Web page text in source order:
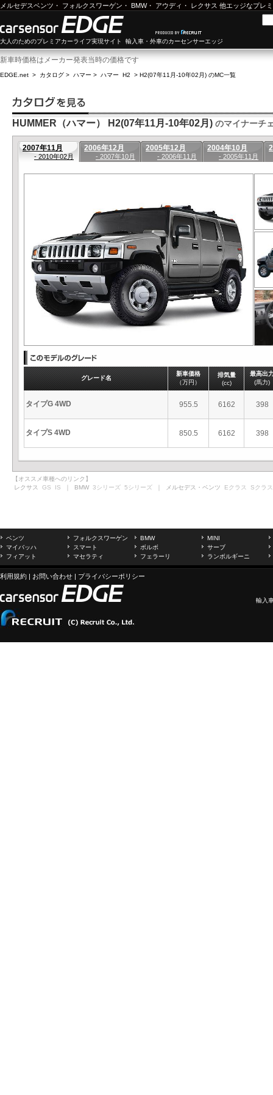
メルセデスベンツ ・ フォルクスワーゲン ・ BMW・ アウディ ・ レクサス 他エッジなプレ
大人のためのプレミアカーライフ実現サイト 輸入車・外車のカーセンサーエッジ
新車時価格はメーカー発表当時の価格です
EDGE.net > カタログ > ハマー > ハマー H2 > H2(07年11月-10年02月) のMC一覧
HUMMER（ハマー） H2(07年11月-10年02月) のマイナーチ
2007年11月
- 2010年02月
2006年12月
- 2007年10月
2005年12月
- 2006年11月
2004年10月
- 2005年11月
グレード名
新車価格
（万円）
排気量
(cc)
最高出
(馬力)
タイプG 4WD 955.5 6162 398
タイプS 4WD 850.5 6162 398
【オススメ車種へのリンク】
レクサス GS IS ｜ BMW 3シリーズ 5シリーズ ｜ メルセデス・ベンツ Eクラス Sクラス
ベンツ フォルクスワーゲン BMW
MINI
マイバッハ
スマート ボルボ
サーブ
フィアット
マセラティ フェラーリ ランボルギーニ
利用規約 | お問い合わせ | プライバシーポリシー
輸入